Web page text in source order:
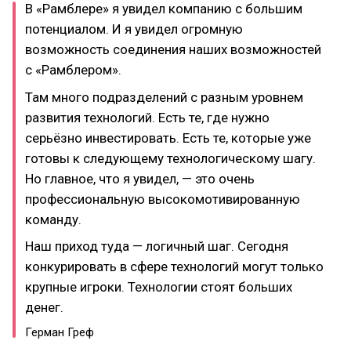
В «Рамблере» я увидел компанию с большим
потенциалом. И я увидел огромную
возможность соединения наших возможностей
с «Рамблером».
Там много подразделений с разным уровнем
развития технологий. Есть те, где нужно
серьёзно инвестировать. Есть те, которые уже
готовы к следующему технологическому шагу.
Но главное, что я увидел, — это очень
профессиональную высокомотивированную
команду.
Наш приход туда — логичный шаг. Сегодня
конкурировать в сфере технологий могут только
крупные игроки. Технологии стоят больших
денег.
Герман Греф